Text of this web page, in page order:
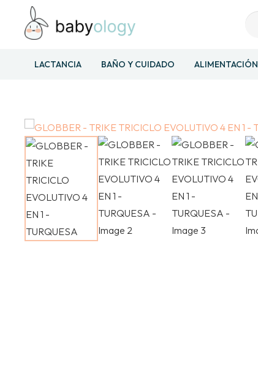
LACTANCIA BAÑO Y CUIDADO ALIMENTACIÓN